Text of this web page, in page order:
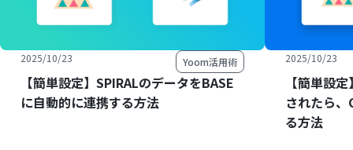
2025/10/23 Yoom活用術
【簡単設定】SPIRALのデータをBASE
に自動的に連携する方法
2025/10/23
【簡単設
されたら
る方法